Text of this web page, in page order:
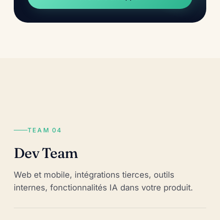
TEAM 04
Dev Team
Web et mobile, intégrations tierces, outils
internes, fonctionnalités IA dans votre produit.